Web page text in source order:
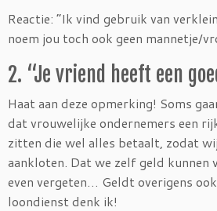
Reactie: “Ik vind gebruik van
noem jou toch ook geen mannetje/
2. “Je vriend heeft een
Haat aan deze opmerking! Soms
dat vrouwelijke ondernemers een
zitten die wel alles betaalt, zodat
aankloten. Dat we zelf geld kunnen
even vergeten… Geldt overigens
loondienst denk ik!